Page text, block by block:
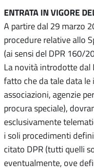
ENTRATA IN VIGORE
A partire dal 29 marzo
procedure relative allo
(ai sensi del DPR 160/
La novità introdotte dal
fatto che da tale data le
associazioni, agenzie
procura speciale),
esclusivamente
i soli procedimenti
citato DPR (tutti quelli
eventualmente, ove